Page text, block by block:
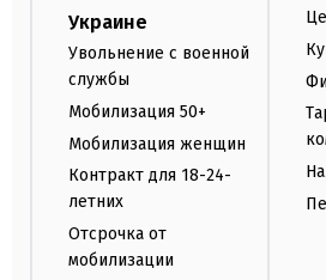
Украине
Увольнение с военной
службы
Мобилизация 50+
Мобилизация женщин
Контракт для 18-24-
летних
Отсрочка от
мобилизации